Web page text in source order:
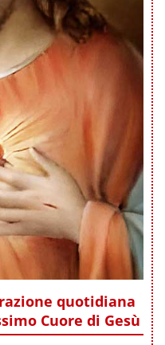
quotidiana
Cuore di Gesù